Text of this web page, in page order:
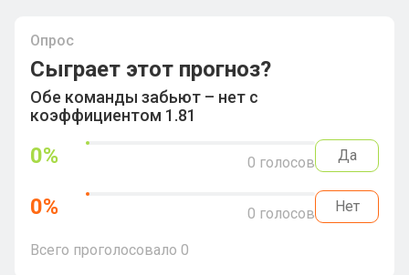
Опрос
Сыграет этот прогноз?
Обе команды забьют – нет с
коэффициентом 1.81
0% 0 голосов Да
0% 0 голосов Нет
Всего проголосовало 0